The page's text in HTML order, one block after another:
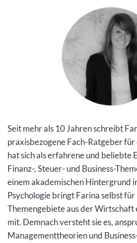
Seit mehr als 10 Jahren schreibt
praxisbezogene Fach-Ratgeber für
hat sich als erfahrene und beliebte
Finanz-, Steuer- und Business-
einem akademischen Hintergrund
Psychologie bringt Farina selbst für
Themengebiete aus der Wirtschaft
mit. Demnach versteht sie es,
Managementtheorien und